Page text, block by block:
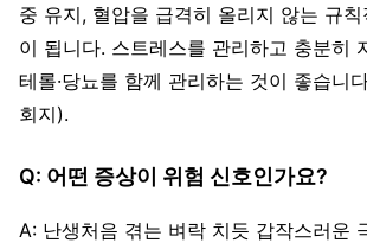
중 유지, 혈압을 급격히 올리지 않는 규
이 됩니다. 스트레스를 관리하고 충분히
테롤·당뇨를 함께 관리하는 것이 좋습니
회지).
Q: 어떤 증상이 위험 신호인가요?
A: 난생처음 겪는 벼락 치듯 갑작스러운